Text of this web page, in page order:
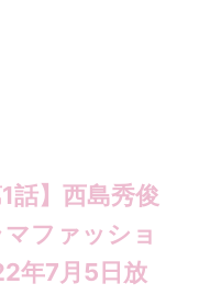
話】西島秀俊
ファッショ
年7月5日放